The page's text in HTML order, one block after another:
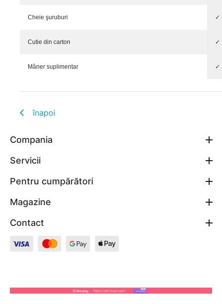
Cheie şuruburi ✓
Cutie din carton ✓
Mâner suplimentar ✓
înapoi
Compania
Servicii
Pentru cumpărători
Magazine
Contact